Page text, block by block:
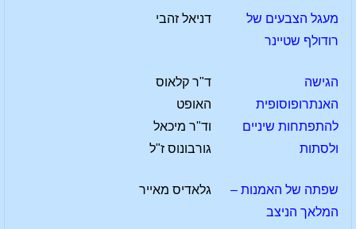
מעגל הצבעים של
רודולף שטיינר
דניאל זהבי
הגישה
האנתרופוסופית
להתפתחות שיניים
ולסתות
ד"ר קלאוס
האופט
וד"ר מיכאל
גורבונוס ז"ל
שפתה של האמנות –
המלאך הניצב
גלאדיס מאייר